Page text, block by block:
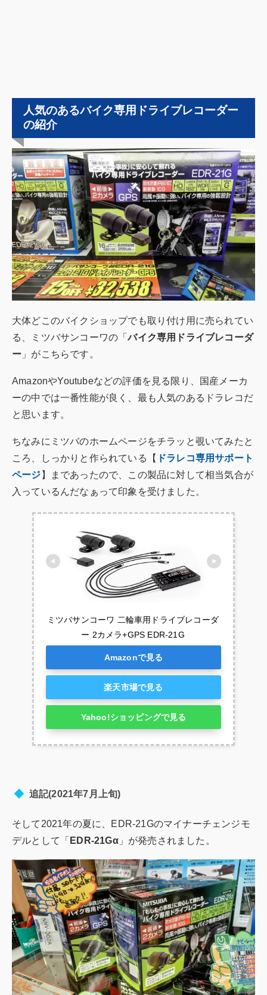
人気のあるバイク専用ドライブレコーダー
の紹介
大体どこのバイクショップでも取り付け用に売られてい
る、ミツバサンコーワの「バイク専用ドライブレコーダ
ー 」がこちらです。
AmazonやYoutubeなどの評価を見る限り、国産メーカ
ーの中では一番性能が良く、最も人気のあるドラレコだ
と思います。
ちなみにミツバのホームページをチラッと覗いてみたと
ころ、しっかりと作られている【 ドラレコ専用サポート
ページ 】まであったので、この製品に対して相当気合が
入っているんだなぁって印象を受けました。
ミツバサンコーワ 二輪車用ドライブレコーダ
ー 2カメラ+GPS EDR-21G
Amazonで見る
楽天市場で見る
Yahoo!ショッピングで見る
追記(2021年7月上旬)
そして2021年の夏に、EDR-21Gのマイナーチェンジモ
デルとして「 EDR-21Gα」が発売されました。